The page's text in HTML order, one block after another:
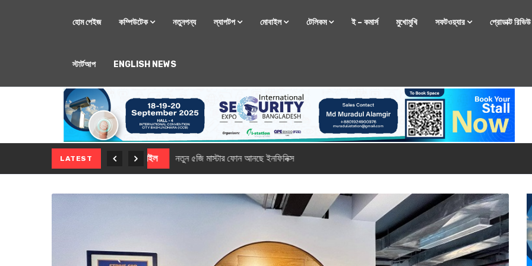
হোম পেইজ কম্পিউটেক নতুনপন্য ল্যাপটপ মোবাইল টেলিকম ই – কমার্স মুখোমুখি সফটওয়্যার প্রোডাক্ট রিভিউ
স্টার্টআপ ENGLISH NEWS
LATEST মোবাইল নতুন সি-সিরিজ স্মার্টফোন নিয়ে আসছে রিয়েলমি